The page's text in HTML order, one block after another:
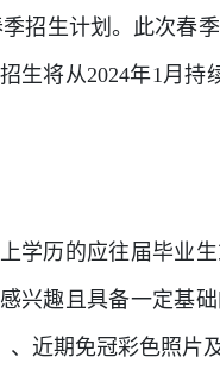
招生计划。此次春
生将从2024年1月持
学历的应往届毕业
兴趣且具备一定基础
近期免冠彩色照片